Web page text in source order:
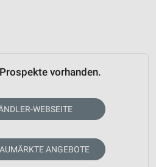
vorhanden.
WEBSEITE
ANGEBOTE